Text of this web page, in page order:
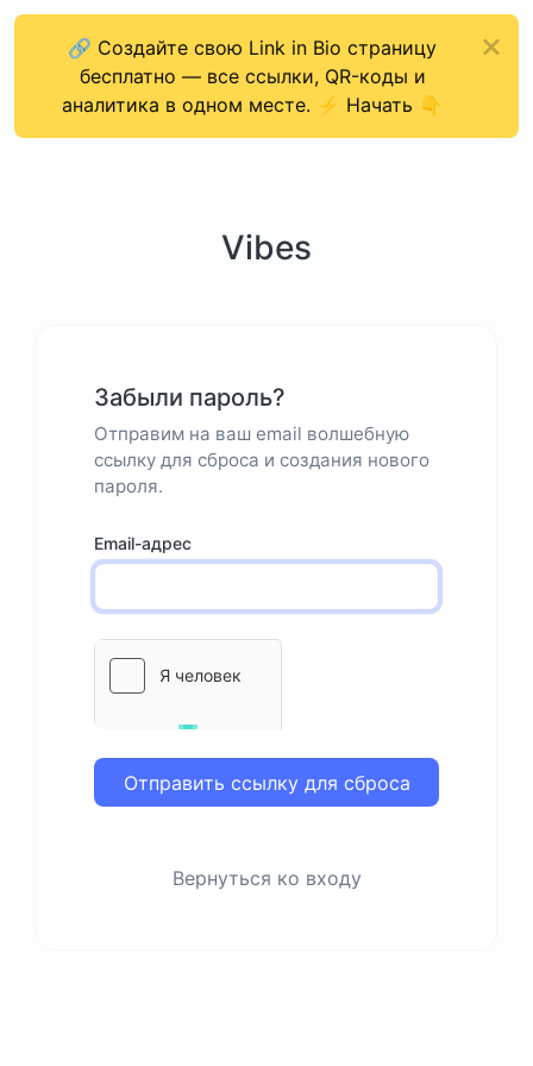
🔗 Создайте свою Link in Bio страницу
бесплатно — все ссылки, QR-коды и
аналитика в одном месте. ⚡ Начать 👇
Vibes
Забыли пароль?
Отправим на ваш email волшебную
ссылку для сброса и создания нового
пароля.
Email-адрес
Отправить ссылку для сброса
Вернуться ко входу